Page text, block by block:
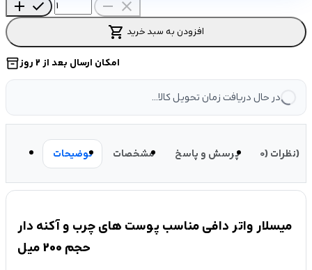
add check remove close
shopping_cart افزودن به سبد خرید
inventory_2 امکان ارسال بعد از 2 روز
در حال دریافت زمان تحویل کالا...
توضیحات مشخصات پرسش و پاسخ نظرات (0)
میسلار واتر دافی مناسب پوست های چرب و آکنه دار
حجم 200 میل